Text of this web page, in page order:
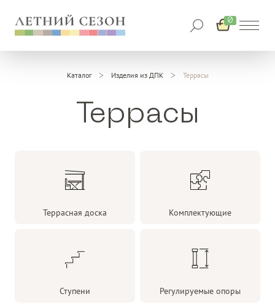
0
Каталог Изделия из ДПК Террасы
Террасы
Террасная доска Комплектующие
Ступени Регулируемые опоры